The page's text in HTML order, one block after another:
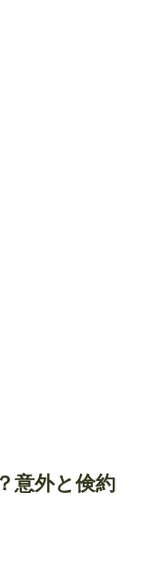
意外と倹約